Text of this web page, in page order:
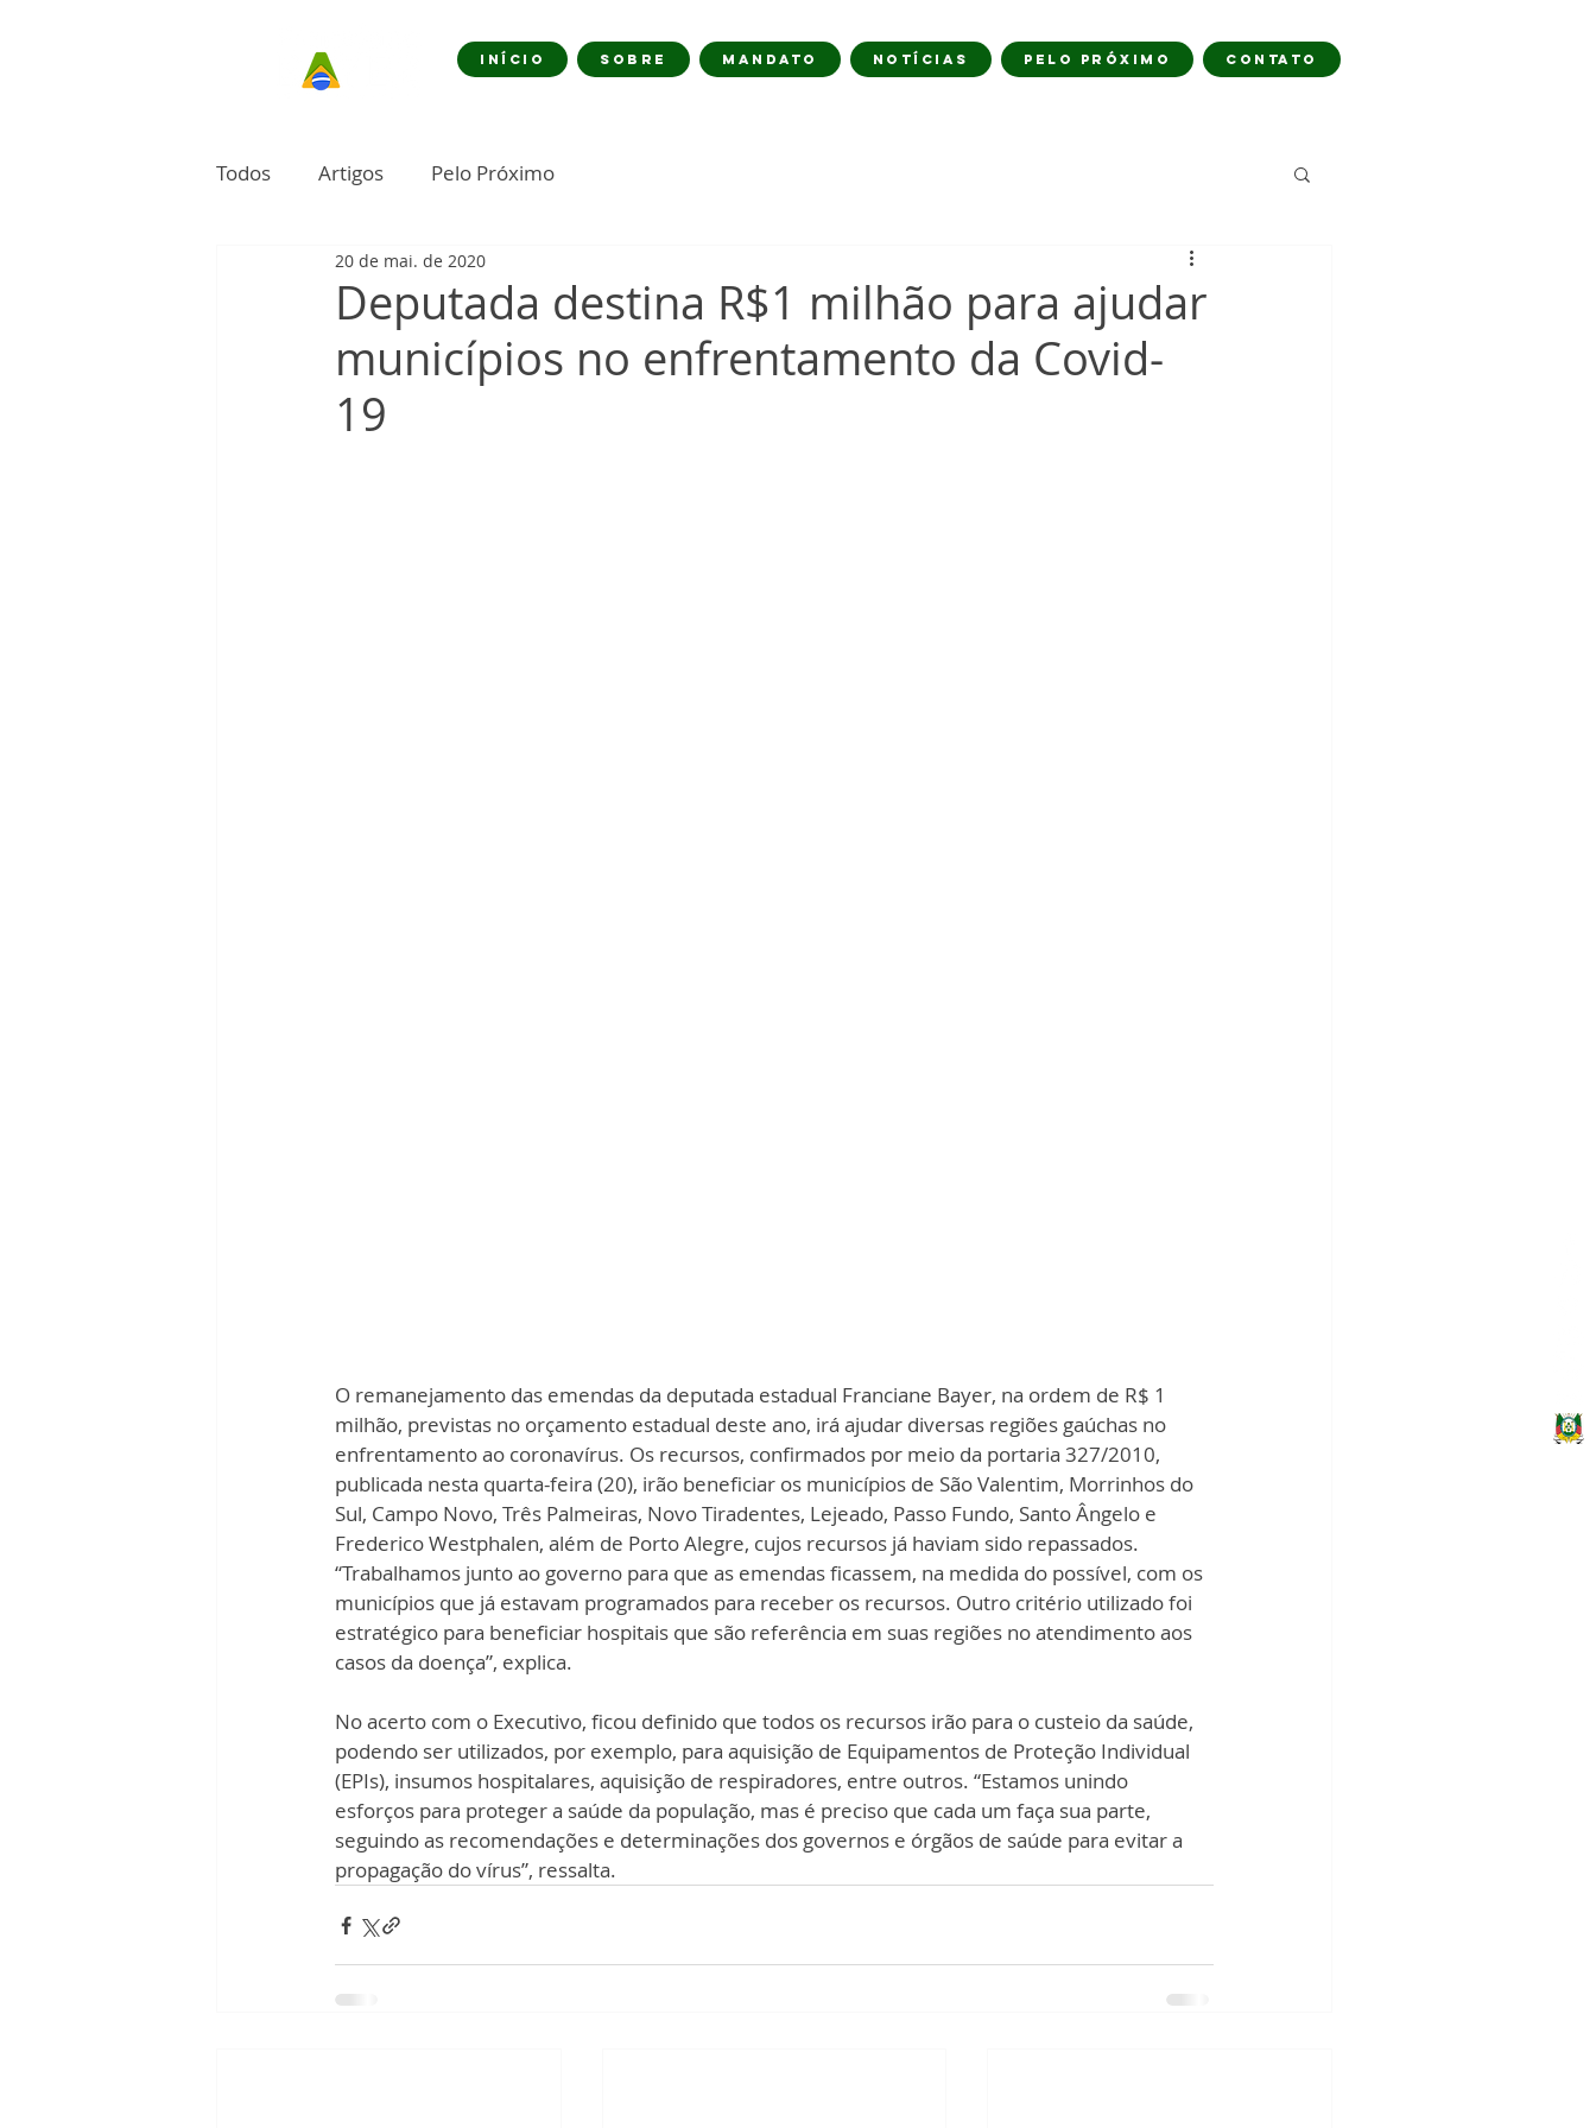
INÍCIO SOBRE MANDATO NOTÍCIAS PELO PRÓXIMO CONTATO
Todos Artigos Pelo Próximo
Deputada destina R$1 milhão para ajudar
municípios no enfrentamento da Covid-
19
20 de mai. de 2020
O remanejamento das emendas da deputada estadual Franciane Bayer, na ordem de R$ 1
milhão, previstas no orçamento estadual deste ano, irá ajudar diversas regiões gaúchas no
enfrentamento ao coronavírus. Os recursos, confirmados por meio da portaria 327/2010,
publicada nesta quarta-feira (20), irão beneficiar os municípios de São Valentim, Morrinhos do
Sul, Campo Novo, Três Palmeiras, Novo Tiradentes, Lejeado, Passo Fundo, Santo Ângelo e
Frederico Westphalen, além de Porto Alegre, cujos recursos já haviam sido repassados.
“Trabalhamos junto ao governo para que as emendas ficassem, na medida do possível, com os
municípios que já estavam programados para receber os recursos. Outro critério utilizado foi
estratégico para beneficiar hospitais que são referência em suas regiões no atendimento aos
casos da doença”, explica.
No acerto com o Executivo, ficou definido que todos os recursos irão para o custeio da saúde,
podendo ser utilizados, por exemplo, para aquisição de Equipamentos de Proteção Individual
(EPIs), insumos hospitalares, aquisição de respiradores, entre outros. “Estamos unindo
esforços para proteger a saúde da população, mas é preciso que cada um faça sua parte,
seguindo as recomendações e determinações dos governos e órgãos de saúde para evitar a
propagação do vírus”, ressalta.